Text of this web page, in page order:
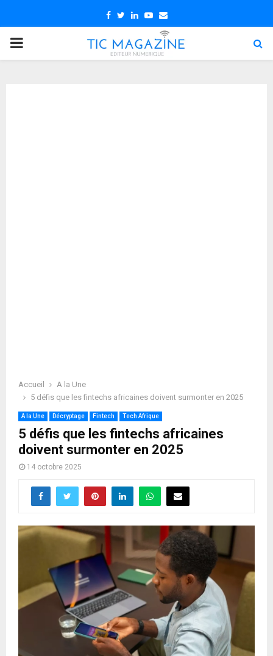
Facebook
TwitterLinkedin
Youtube
Email
PRIMARY
Accueil
A la Une
5 défis que les fintechs africaines doivent surmonter en 2025
A la Une Décryptage Fintech Tech Afrique
5 défis que les fintechs africaines
doivent surmonter en 2025
14 octobre 2025